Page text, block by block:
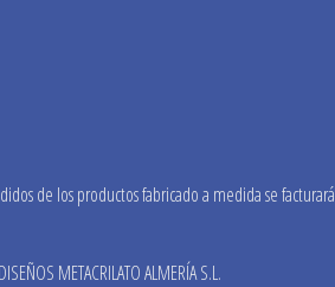
de los productos fabricado a medida se
METACRILATO ALMERÍA S.L.